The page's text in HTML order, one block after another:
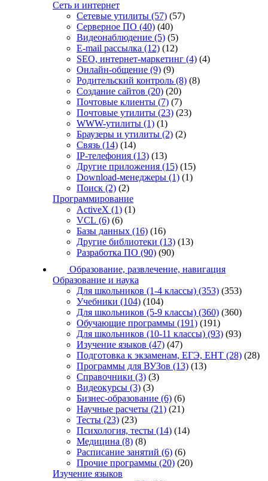
Сеть и интернет
Сетевые утилиты (57) (57)
Серверное ПО (40) (40)
Видеонаблюдение (5) (5)
E-mail рассылка (12) (12)
SEO, интернет-маркетинг (4) (4)
Онлайн-общение (9) (9)
Родительский контроль (8) (8)
Создание сайтов (20) (20)
Почтовые клиенты (7) (7)
Почтовые утилиты (23) (23)
WWW-утилиты (1) (1)
Браузеры и утилиты (2) (2)
Связь (14) (14)
IP-телефония (13) (13)
Другие приложения (15) (15)
Download-менеджеры (1) (1)
Поиск (2) (2)
Программирование
ActiveX (1) (1)
VCL (6) (6)
Базы данных (16) (16)
Другие библиотеки (13) (13)
Разработка ПО (90) (90)
Образование, развлечение, навигация
Образование и наука
Для школьников (1-4 классы) (353) (353)
Учебники (104) (104)
Для школьников (5-9 классы) (360) (360)
Обучающие программы (191) (191)
Для школьников (10-11 классы) (93) (93)
Изучение языков (47) (47)
Подготовка к экзаменам, ЕГЭ, ЕНТ (28) (28)
Программы для ВУЗов (13) (13)
Справочники (3) (3)
Видеокурсы (3) (3)
Бизнес-образование (6) (6)
Научные расчеты (21) (21)
Тесты (23) (23)
Психология, тесты (14) (14)
Медицина (8) (8)
Расписание занятий (6) (6)
Прочие программы (20) (20)
Изучение языков